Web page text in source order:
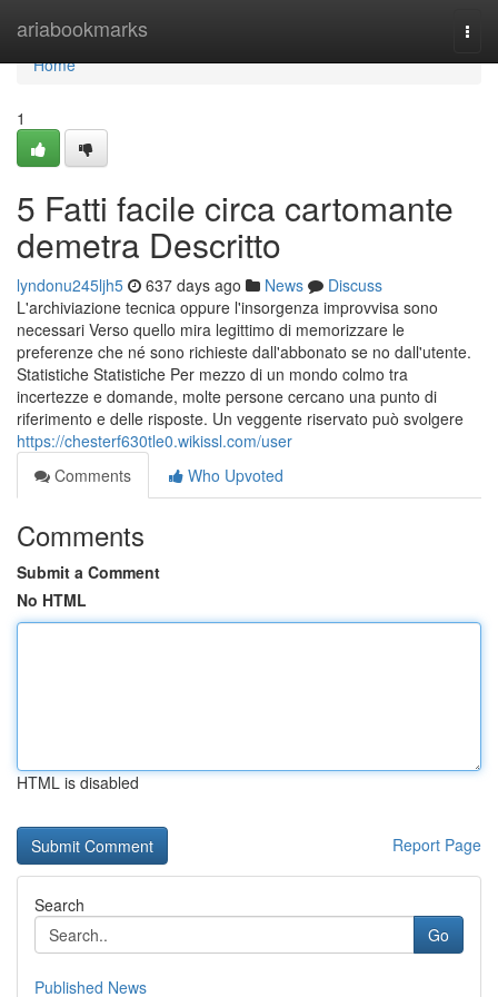
ariabookmarks
Home
Home
1
5 Fatti facile circa cartomante
demetra Descritto
lyndonu245ljh5 637 days ago News
Discuss
L'archiviazione tecnica oppure l'insorgenza improvvisa sono
necessari Verso quello mira legittimo di memorizzare le
preferenze che né sono richieste dall'abbonato se no dall'utente.
Statistiche Statistiche Per mezzo di un mondo colmo tra
incertezze e domande, molte persone cercano una punto di
riferimento e delle risposte. Un veggente riservato può svolgere
https://chesterf630tle0.wikissl.com/user
Comments
Who Upvoted
Comments
Submit a Comment
No HTML
HTML is disabled
Report Page
Search
Go
Published News